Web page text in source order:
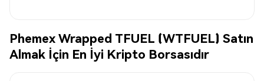
Phemex Wrapped TFUEL (WTFUEL) Satın
Almak İçin En İyi Kripto Borsasıdır